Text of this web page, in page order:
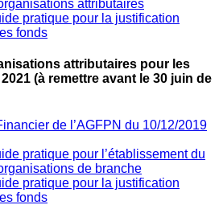
attributaires
pratique pour la justification
fonds
attributaires pour les
(à remettre avant le 30 juin de
de l’AGFPN du 10/12/2019
pratique pour l’établissement du
de branche
pratique pour la justification
fonds